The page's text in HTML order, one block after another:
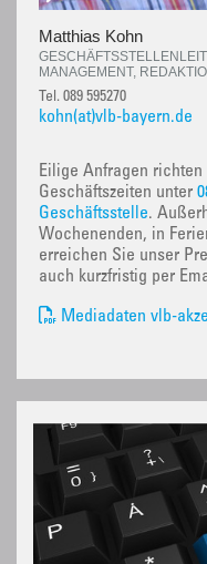
Matthias Kohn
MANAGEMENT,
Tel. 089 595270
kohn(at)vlb-bayern.de
Eilige Anfragen
Geschäftszeiten unter
Geschäftsstelle.
Wochenenden, in
erreichen Sie unser
auch kurzfristig per
Mediadaten vlb-